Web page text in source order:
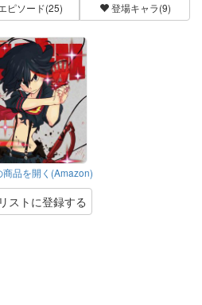
ピソード(25) 登場キャラ(9)
商品を開く(Amazon)
ストに登録する